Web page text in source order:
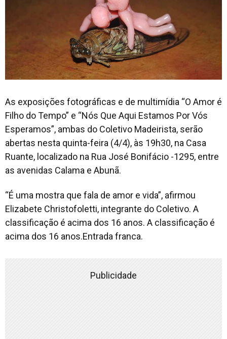
As exposições fotográficas e de multimídia “O Amor é
Filho do Tempo” e “Nós Que Aqui Estamos Por Vós
Esperamos”, ambas do Coletivo Madeirista, serão
abertas nesta quinta-feira (4/4), às 19h30, na Casa
Ruante, localizado na Rua José Bonifácio -1295, entre
as avenidas Calama e Abunã.
“É uma mostra que fala de amor e vida”, afirmou
Elizabete Christofoletti, integrante do Coletivo. A
classificação é acima dos 16 anos. A classificação é
acima dos 16 anos.Entrada franca.
Publicidade